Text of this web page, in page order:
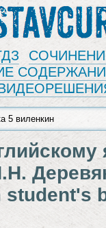
Stavcur
student's